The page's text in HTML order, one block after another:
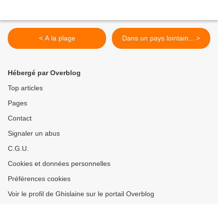
< A la plage Dans un pays lointain... >
Hébergé par Overblog
Top articles
Pages
Contact
Signaler un abus
C.G.U.
Cookies et données personnelles
Préférences cookies
Voir le profil de Ghislaine sur le portail Overblog